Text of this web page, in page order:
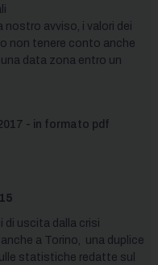
nostro avviso, i valori dei
non tenere conto anche
data zona entro un
- in formato pdf
di uscita dalla crisi
a Torino, una duplice
statistiche redatte sul